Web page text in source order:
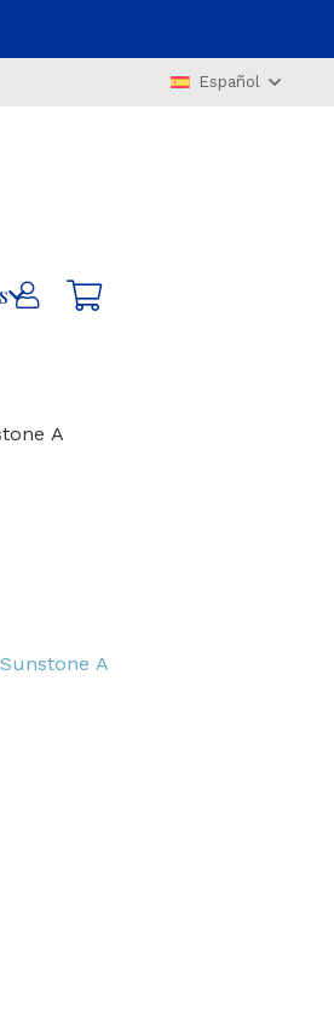
Español
A
Sunstone A